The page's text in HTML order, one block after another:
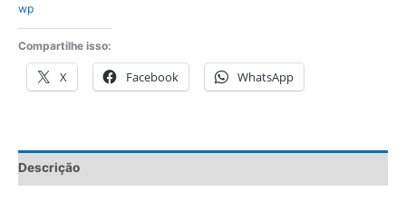
wp
Compartilhe isso:
X Facebook WhatsApp
Descrição